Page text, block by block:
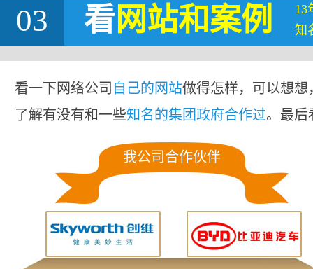
03 看网站和案例
13
知
看一下网络公司 自己的网站做得怎样，可以想
了解有没有和一些知名的集团政府合作过。最后
我公司合作伙伴